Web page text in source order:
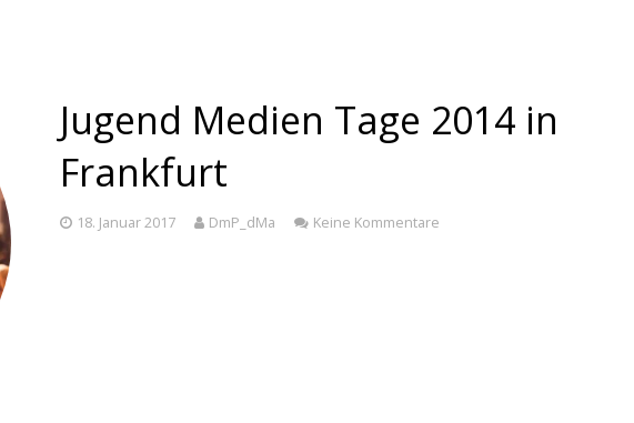
Jugend Medien Tage 2014 in
Frankfurt
18. Januar 2017 DmP_dMa Keine Kommentare